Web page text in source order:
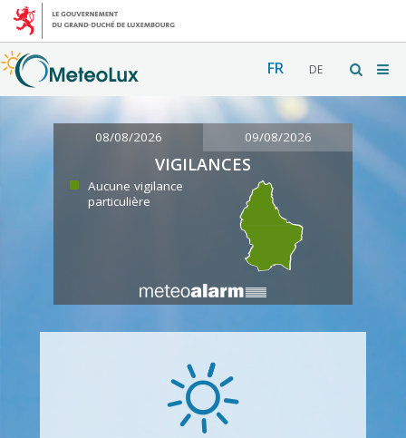
FR DE
08/08/2026 09/08/2026
VIGILANCES
Aucune vigilance
particulière